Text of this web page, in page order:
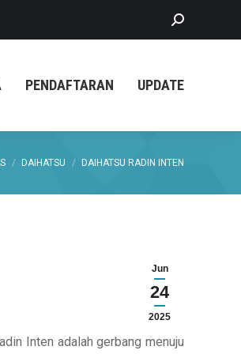
Search:
PENDAFTARAN UPDATE
DAIHATSU DAIHATSU RADIN INTEN
Jun
24
2025
Inten adalah gerbang menuju